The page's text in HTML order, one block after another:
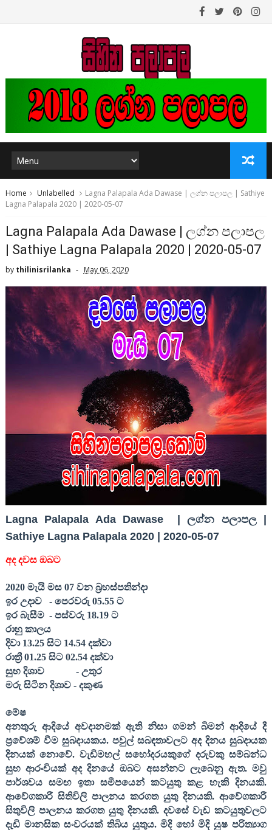
Home Unlabelled
Lagna Palapala Ada Dawase | ලග්න පලාපල | Sathiye
Lagna Palapala 2020 | 2020-05-07
Lagna Palapala Ada Dawase | ලග්න පලාපල
| Sathiye Lagna Palapala 2020 | 2020-05-07
by thilinisrilanka May 06, 2020
Lagna Palapala Ada Dawase | ලග්න පලාපල |
Sathiye Lagna Palapala 2020 | 2020-05-07
අද දවස ඔබට
2020මැයි මස 07වන බ්‍රහස්පතින්දා
ඉර උදාව
- පෙරවරු 05.55ට
ඉර බැසීම - පස්වරු 18.19ට
රාහු කාලය
දිවා 13.25සිට 14.54දක්වා
රාත්‍රී 01.25සිට 02.54දක්වා
සුභ දිශාව
- උතුර
මරු සිටින දිශාව - දකුණ
මේෂ
අනතුරු ආදියේ අවදානමක් ඇති නිසා ගමන් බිමන් ආදියේ දී
ප්‍රවේශම් වීම සුබදායකය. පවුල් සබඳතාවලට අද දිනය සුබදායක
දිනයක් නොවේ. වැඩිමහල් සහෝදරයකුගේ දරුවකු සම්බන්ධ
සුභ ආරංචියක් අද දින‍යේ ඔබට අසන්නට ලැබෙනු ඇත. මවු
පාර්ශවය සමඟ ඉතා සමීපයෙන් කටයුතු කළ හැකි දිනයකි.
ආවේගකාරී සිතිවිලි පාලනය කරගත යුතු දිනයකි. ආවේගකාරී
සිතුවිලි පාලනය කරගත යුතු දිනයකි. දවසේ වැඩ කටයුතුවලට
දැඩි මානසික සංවරයක් තිබිය යුතුය. මිදි හෝ මිදි යුෂ පරිත්‍යාග